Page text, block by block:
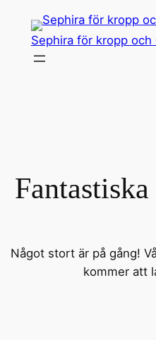
Sephira för kropp och
Något stort är på gång!
kommer att